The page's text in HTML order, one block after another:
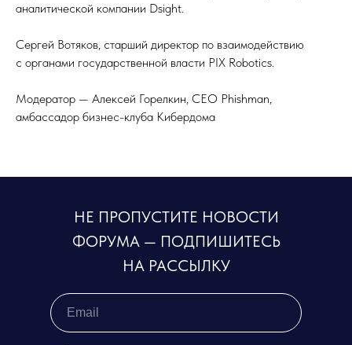
аналитической компании Dsight.
Сергей Вотяков, старший директор по взаимодействию
с органами государственной власти PIX Robotics.
Модератор — Алексей Горелкин, CEO Phishman,
амбассадор бизнес-клуба Кибердома
НЕ ПРОПУСТИТЕ НОВОСТИ
ФОРУМА — ПОДПИШИТЕСЬ
НА РАССЫЛКУ